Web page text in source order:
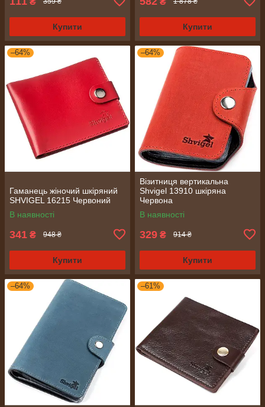
Купити Купити
–64%
Гаманець жіночий шкіряний
SHVIGEL 16215 Червоний
В наявності
341 ₴ 948 ₴
Купити
–64%
Візитниця вертикальна
Shvigel 13910 шкіряна
Червона
В наявності
329 ₴ 914 ₴
Купити
–64% –61%